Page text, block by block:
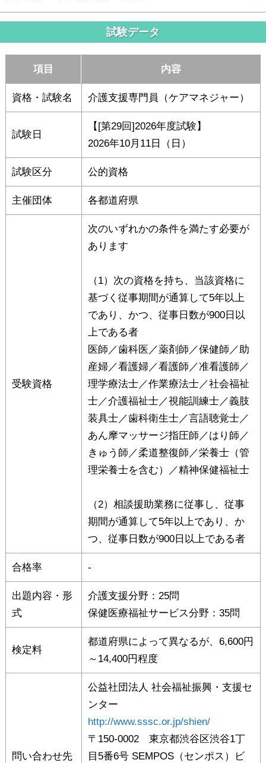
試験データ
項目 内容
資格・試験名 介護支援専門員（ケアマネジャー）
試験日
【[第29回]2026年度試験】
2026年10月11日（日）
試験区分 公的資格
主催団体 各都道府県
受験資格
次のいずれかの条件を満たす必要が
あります
（1）次の資格を持ち、当該資格に
基づく従事期間が通算して5年以上
であり、かつ、従事日数が900日以
上である者
医師／歯科医／薬剤師／保健師／助
産婦／看護婦／看護師／准看護師／
理学療法士／作業療法士／社会福祉
士／介護福祉士／視能訓練士／義肢
装具士／歯科衛生士／言語聴覚士／
あん摩マッサージ指圧師／はり師／
きゅう師／柔道整復師／栄養士（管
理栄養士を含む）／精神保健福祉士
（2）相談援助業務に従事し、従事
期間が通算して5年以上であり、か
つ、従事日数が900日以上である者
合格率 -
出題内容・形
式
介護支援分野：25問
保健医療福祉サービス分野：35問
検定料
都道府県によって異なるが、6,600円
～14,400円程度
問い合わせ先
公益社団法人 社会福祉振興・支援セ
ンター
http://www.sssc.or.jp/shien/
〒150-0002 東京都渋谷区渋谷1丁
目5番6号 SEMPOS（センポス）ビ